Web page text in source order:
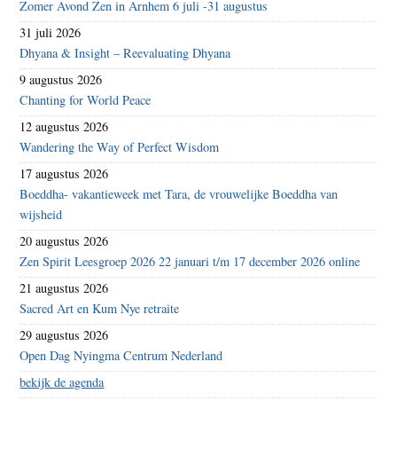
Zomer Avond Zen in Arnhem 6 juli -31 augustus
31 juli 2026
Dhyana & Insight – Reevaluating Dhyana
9 augustus 2026
Chanting for World Peace
12 augustus 2026
Wandering the Way of Perfect Wisdom
17 augustus 2026
Boeddha- vakantieweek met Tara, de vrouwelijke Boeddha van
wijsheid
20 augustus 2026
Zen Spirit Leesgroep 2026 22 januari t/m 17 december 2026 online
21 augustus 2026
Sacred Art en Kum Nye retraite
29 augustus 2026
Open Dag Nyingma Centrum Nederland
bekijk de agenda